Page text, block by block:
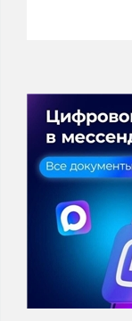
ПРЕСС-ЦЕНТР
Актуально
Новости
Фото